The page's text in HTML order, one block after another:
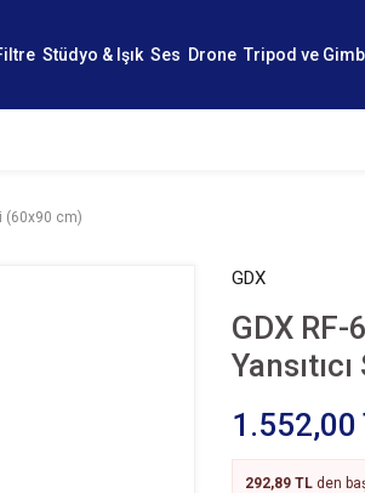
Stüdyo & Işık Ses Drone Tripod ve
(60x90 cm)
GDX
GDX
1.552,00
292,89 TL den